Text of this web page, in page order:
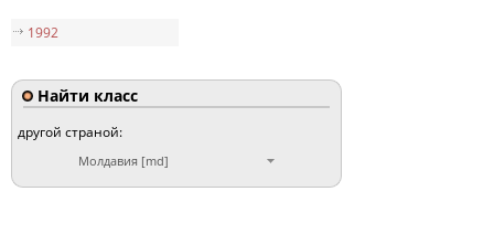
1992
Найти класс
другой страной:
Молдавия [md]